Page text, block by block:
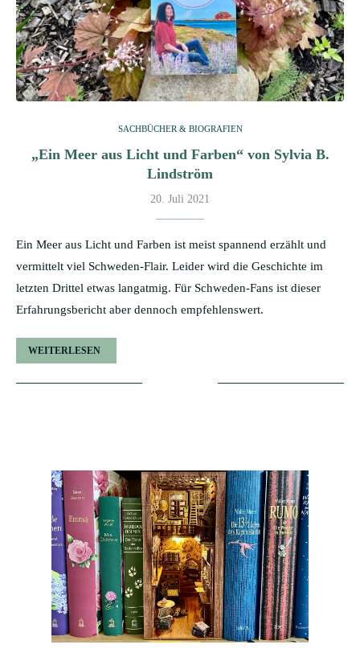
SACHBÜCHER & BIOGRAFIEN
„Ein Meer aus Licht und Farben“ von Sylvia B.
Lindström
20. Juli 2021
Ein Meer aus Licht und Farben ist meist spannend erzählt und
vermittelt viel Schweden-Flair. Leider wird die Geschichte im
letzten Drittel etwas langatmig. Für Schweden-Fans ist dieser
Erfahrungsbericht aber dennoch empfehlenswert.
WEITERLESEN